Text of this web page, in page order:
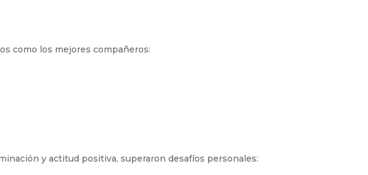
como los mejores compañeros:
y actitud positiva, superaron desafíos personales: